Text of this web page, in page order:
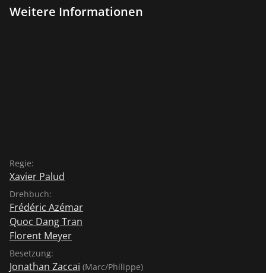
Weitere Informationen
Regie:
Xavier Palud
Drehbuch:
Frédéric Azémar
Quoc Dang Tran
Florent Meyer
Besetzung:
Jonathan Zaccaï (Marc/Philippe)